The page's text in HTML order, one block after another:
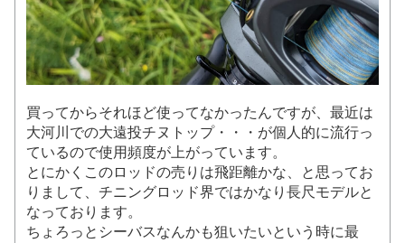
買ってからそれほど使ってなかったんですが、最近は
大河川での大遠投チヌトップ・・・が個人的に流行っ
ているので使用頻度が上がっています。
とにかくこのロッドの売りは飛距離かな、と思ってお
りまして、チニングロッド界ではかなり長尺モデルと
なっております。
ちょろっとシーバスなんかも狙いたいという時に最